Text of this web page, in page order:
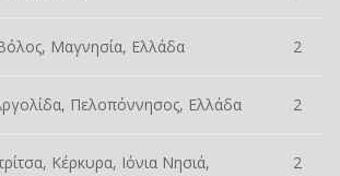
Μαγνησία, Ελλάδα 2
Πελοπόννησος, Ελλάδα 2
Κέρκυρα, Ιόνια Νησιά, 2